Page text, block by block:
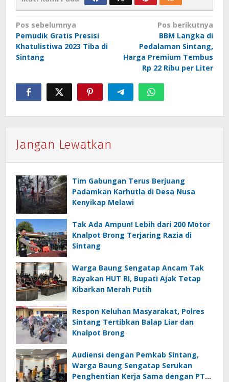
Navigasi
pos
Pos sebelumnya
Pemudik Gratis Presisi
Khatulistiwa 2023 Tiba di
Sintang
Pos berikutnya
BBM Langka di
Pedalaman Sintang,
Harga Premium Tembus
Rp 22 Ribu per Liter
Jangan Lewatkan
Tim Gabungan Terus Berjuang
Padamkan Karhutla di Desa Nusa
Kenyikap Melawi
Tak Ada Ampun! Lebih dari 200 Motor
Knalpot Brong Terjaring Razia di
Sintang
Warga Baung Sengatap Ancam Tak
Rayakan HUT RI, Bupati Ajak Tetap
Kibarkan Merah Putih
Respon Keluhan Masyarakat, Polres
Sintang Tertibkan Balap Liar dan
Knalpot Brong
Audiensi dengan Pemkab Sintang,
Warga Baung Sengatap Serukan
Penghentian Kerja Sama dengan PT